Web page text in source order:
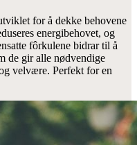
for å dekke behovene
energibehovet, og
fôrkulene bidrar til å
de gir alle nødvendige
velvære. Perfekt for en